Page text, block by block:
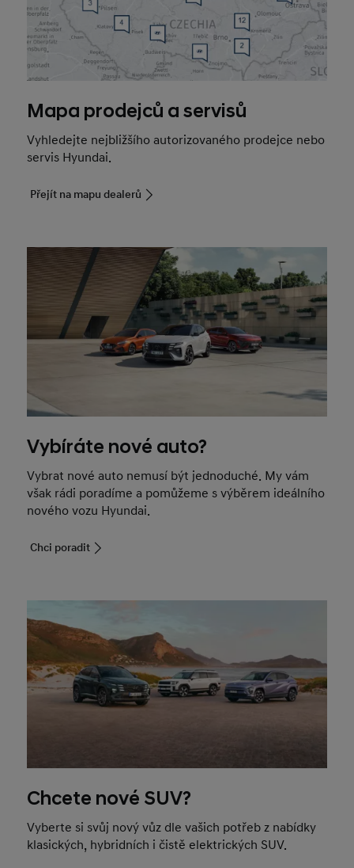
Mapa prodejců a servisů
Vyhledejte nejbližšího autorizovaného prodejce nebo
servis Hyundai.
Přejít na mapu dealerů
Vybíráte nové auto?
Vybrat nové auto nemusí být jednoduché. My vám
však rádi poradíme a pomůžeme s výběrem ideálního
nového vozu Hyundai.
Chci poradit
Chcete nové SUV?
Vyberte si svůj nový vůz dle vašich potřeb z nabídky
klasických, hybridních i čistě elektrických SUV.